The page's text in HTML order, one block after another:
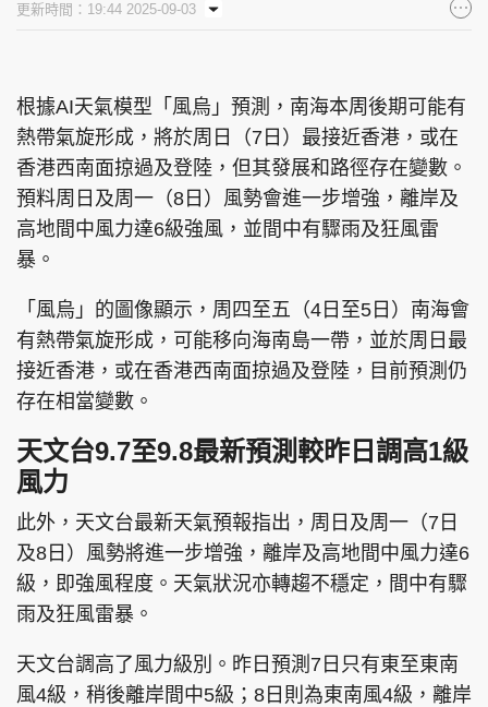
東周刊 cazbuyer 東Touch
頭條日報 星島環球 The Standard
頭條搵工 EDUPLUS
關於我們 使用條款
更新時間：19:44 2025-09-03
根據AI天氣模型「風烏」預測，南海本周後期可能有
熱帶氣旋形成，將於周日（7日）最接近香港，或在
香港西南面掠過及登陸，但其發展和路徑存在變數。
預料周日及周一（8日）風勢會進一步增強，離岸及
高地間中風力達6級強風，並間中有驟雨及狂風雷
暴。
「風烏」的圖像顯示，周四至五（4日至5日）南海會
有熱帶氣旋形成，可能移向海南島一帶，並於周日最
接近香港，或在香港西南面掠過及登陸，目前預測仍
存在相當變數。
天文台9.7至9.8最新預測較昨日調高1級
風力
此外，天文台最新天氣預報指出，周日及周一（7日
及8日）風勢將進一步增強，離岸及高地間中風力達6
級，即強風程度。天氣狀況亦轉趨不穩定，間中有驟
雨及狂風雷暴。
天文台調高了風力級別。昨日預測7日只有東至東南
風4級，稍後離岸間中5級；8日則為東南風4級，離岸